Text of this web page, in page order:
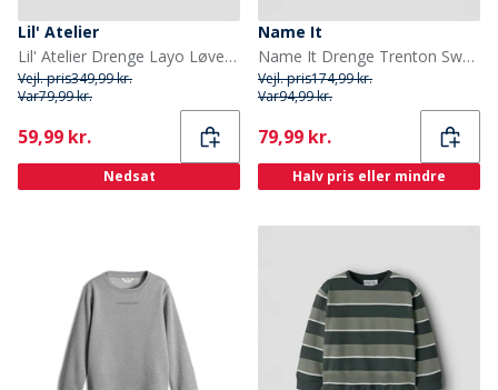
Lil' Atelier
Lil' Atelier Drenge Layo Løve Langærmet Top Coconut Milk
Vejl. pris349,99 kr.
Var79,99 kr.
Current
59,99 kr.
Nedsat
Name It
Name It Drenge Trenton Sweatshirt Vintage Indigo
Vejl. pris174,99 kr.
Var94,99 kr.
Current
79,99 kr.
Halv pris eller mindre